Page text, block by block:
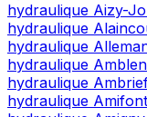
hydraulique Aizy-
hydraulique
hydraulique
hydraulique
hydraulique
hydraulique